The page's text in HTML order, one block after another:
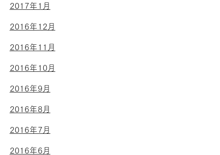
2017年1月
2016年12月
2016年11月
2016年10月
2016年9月
2016年8月
2016年7月
2016年6月